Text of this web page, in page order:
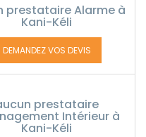
prestataire Alarme à
Kani-Kéli
DEMANDEZ VOS DEVIS
prestataire
Intérieur à
Kani-Kéli